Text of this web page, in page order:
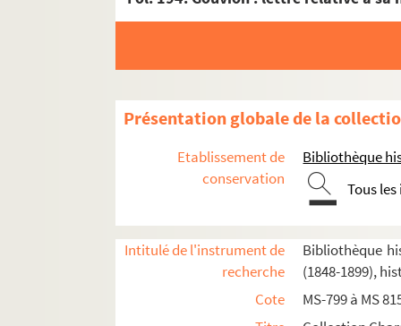
Présentation globale de la
Etablissement de
conservation
Bibliothèque
Tous
Intitulé de l'instrument de
recherche
Bibliothèque
(1848-1899),
Cote
MS-799 à MS